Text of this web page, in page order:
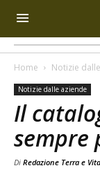
Home Notizie
Notizie dalle aziende
Il
sempre
Di Redazione Terra e Vita